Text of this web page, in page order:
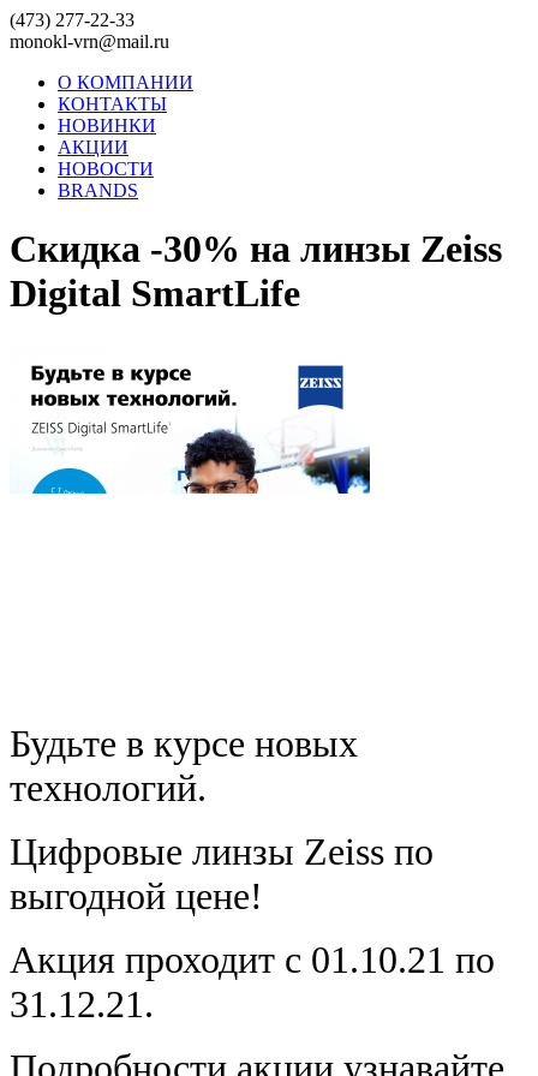
(473) 277-22-33
monokl-vrn@mail.ru
О КОМПАНИИ
КОНТАКТЫ
НОВИНКИ
АКЦИИ
НОВОСТИ
BRANDS
Скидка -30% на линзы Zeiss
Digital SmartLife
Будьте в курсе новых
технологий.
Цифровые линзы Zeiss по
выгодной цене!
Акция проходит с 01.10.21 по
31.12.21.